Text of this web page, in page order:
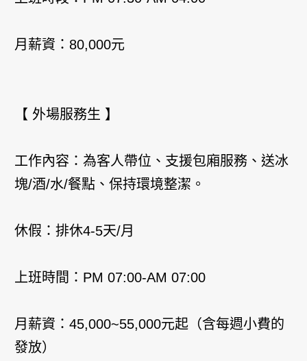
月薪資：80,000元
【 外場服務生 】
工作內容：為客人帶位、支援包廂服務、送冰
塊/酒/水/餐點、保持環境整潔。
休假：排休4-5天/月
上班時間：PM 07:00-AM 07:00
月薪資：45,000~55,000元起（含每週小費的
發放）